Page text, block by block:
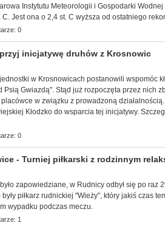
Instytutu Meteorologii i Gospodarki Wodnej
Jest ona o 2,4 st. C wyższa od ostatniego
0
inicjatywę druhów z Krosnowic
w Krosnowicach postanowili wspomóc
Psią Gwiazdą". Stąd już rozpoczęta przez nich
w związku z prowadzoną
Kłodzko do wsparcia tej inicjatywy.
0
- Turniej piłkarski z rodzinnym
zapowiedziane, w Rudnicy odbył się po raz
piłkarz rudnickiej "Wieży", który jakiś czas
wypadku podczas meczu.
1